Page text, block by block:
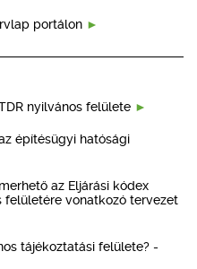
portálon
nyilvános felülete
építésügyi hatósági
az Eljárási kódex
felületére vonatkozó tervezet
tájékoztatási felülete? -